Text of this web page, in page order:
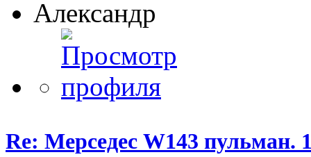
Александр
Re: Мерседес W143 пульман.